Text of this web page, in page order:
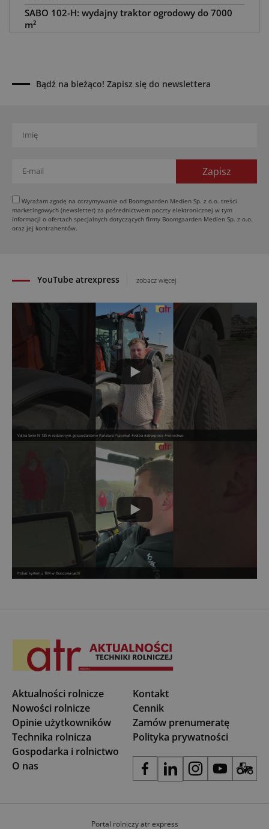
SABO 102-H: wydajny traktor ogrodowy do 7000
m²
05.08.2026
UOKiK nałożył 136 mln zł kar za zmowę dealerów
maszyn rolniczych
Kverneland Tersus 4000: trzy nowe kosiarki
bijakowe
03.08.2026
YouTube atrexpress zobacz więcej
Valtra Serie N 135 w rodzinnym gospodarstwie Państwa Pszonka! #valtra #atrexpress #rolnictwo
Pokaz systemu TIM w Braszowicach!
Bądź na bieżąco! Zapisz się do newslettera
Wyrażam zgodę na otrzymywanie od Boomgaarden Medien Sp. z o.o. treści
marketingowych (newsletter) za pośrednictwem poczty elektronicznej w tym
informacji o ofertach specjalnych dotyczących firmy Boomgaarden Medien Sp. z o.o.
oraz jej kontrahentów.
Aktualności rolnicze
Nowości rolnicze
Opinie użytkowników
Technika rolnicza
Gospodarka i rolnictwo
O nas
Kontakt
Cennik
Zamów prenumeratę
Polityka prywatności
Portal rolniczy atr express